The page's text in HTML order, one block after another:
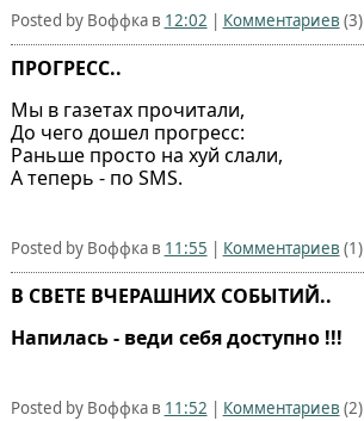
Posted by Воффка в 12:02 | Комментариев (3)
ПРОГРЕСС..
Мы в газетах прочитали,
До чего дошел прогресс:
Раньше просто на хуй слали,
А теперь - по SMS.
Posted by Воффка в 11:55 | Комментариев (1)
В СВЕТЕ ВЧЕРАШНИХ СОБЫТИЙ..
Напилась - веди себя доступно !!!
Posted by Воффка в 11:52 | Комментариев (2)